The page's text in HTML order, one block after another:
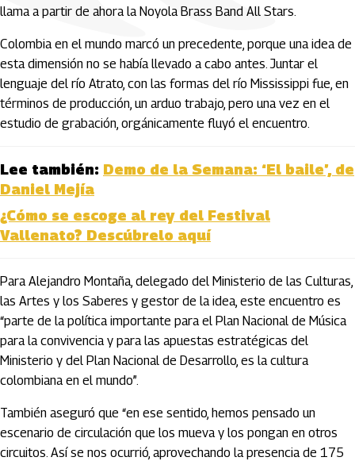
llama a partir de ahora la Noyola Brass Band All Stars.
Colombia en el mundo marcó un precedente, porque una idea de
esta dimensión no se había llevado a cabo antes. Juntar el
lenguaje del río Atrato, con las formas del río Mississippi fue, en
términos de producción, un arduo trabajo, pero una vez en el
estudio de grabación, orgánicamente fluyó el encuentro.
Lee también: Demo de la Semana: ‘El baile’, de
Daniel Mejía
¿Cómo se escoge al rey del Festival
Vallenato? Descúbrelo aquí
Para Alejandro Montaña, delegado del Ministerio de las Culturas,
las Artes y los Saberes y gestor de la idea, este encuentro es
“parte de la política importante para el Plan Nacional de Música
para la convivencia y para las apuestas estratégicas del
Ministerio y del Plan Nacional de Desarrollo, es la cultura
colombiana en el mundo”.
También aseguró que “en ese sentido, hemos pensado un
escenario de circulación que los mueva y los pongan en otros
circuitos. Así se nos ocurrió, aprovechando la presencia de 175